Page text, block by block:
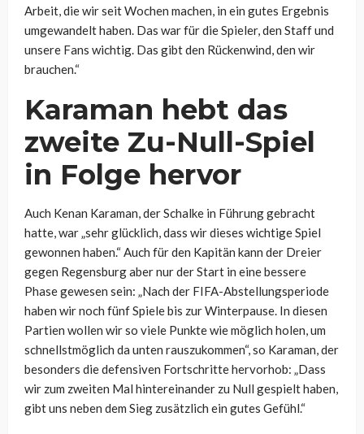
Arbeit, die wir seit Wochen machen, in ein gutes Ergebnis
umgewandelt haben. Das war für die Spieler, den Staff und
unsere Fans wichtig. Das gibt den Rückenwind, den wir
brauchen.“
Karaman hebt das
zweite Zu-Null-Spiel
in Folge hervor
Auch Kenan Karaman, der Schalke in Führung gebracht
hatte, war „sehr glücklich, dass wir dieses wichtige Spiel
gewonnen haben.“ Auch für den Kapitän kann der Dreier
gegen Regensburg aber nur der Start in eine bessere
Phase gewesen sein: „Nach der FIFA-Abstellungsperiode
haben wir noch fünf Spiele bis zur Winterpause. In diesen
Partien wollen wir so viele Punkte wie möglich holen, um
schnellstmöglich da unten rauszukommen“, so Karaman, der
besonders die defensiven Fortschritte hervorhob: „Dass
wir zum zweiten Mal hintereinander zu Null gespielt haben,
gibt uns neben dem Sieg zusätzlich ein gutes Gefühl.“